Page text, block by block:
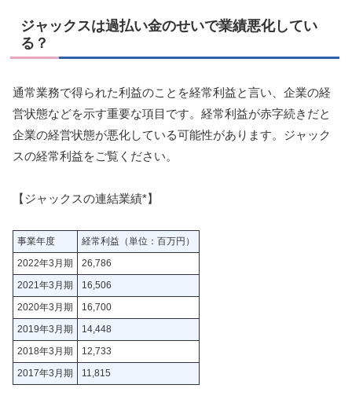
ジャックスは過払い金のせいで業績悪化してい
る？
通常業務で得られた利益のことを経常利益と言い、企業の経
営状態などを示す重要な項目です。経常利益が赤字続きだと
企業の経営状態が悪化している可能性があります。ジャック
スの経常利益をご覧ください。
【ジャックスの連結業績*】
事業年度
経常利益（単位：百万円）
2022年3月期
26,786
2021年3月期
16,506
2020年3月期
16,700
2019年3月期
14,448
2018年3月期
12,733
2017年3月期
11,815